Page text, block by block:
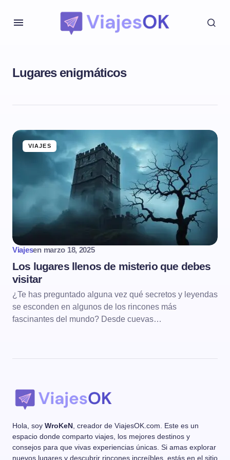
Lugares enigmáticos
VIAJES
Viajesen marzo 18, 2025
Los lugares llenos de misterio que debes
visitar
¿Te has preguntado alguna vez qué secretos y leyendas
se esconden en algunos de los rincones más
fascinantes del mundo? Desde cuevas…
Hola, soy WroKeN , creador de ViajesOK.com. Este es un
espacio donde comparto viajes, los mejores destinos y
consejos para que vivas experiencias únicas. Si amas explorar
nuevos lugares y descubrir rincones increíbles, estás en el sitio